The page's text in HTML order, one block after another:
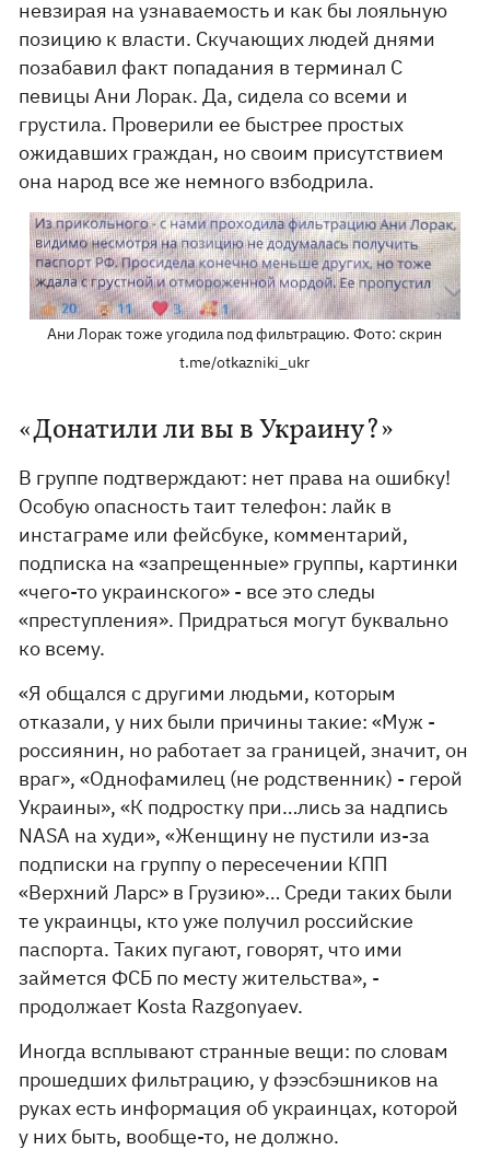
невзирая на узнаваемость и как бы лояльную
позицию к власти. Скучающих людей днями
позабавил факт попадания в терминал С
певицы Ани Лорак. Да, сидела со всеми и
грустила. Проверили ее быстрее простых
ожидавших граждан, но своим присутствием
она народ все же немного взбодрила.
Ани Лорак тоже угодила под фильтрацию. Фото: скрин
t.me/otkazniki_ukr
«Донатили ли вы в Украину?»
В группе подтверждают: нет права на ошибку!
Особую опасность таит телефон: лайк в
инстаграме или фейсбуке, комментарий,
подписка на «запрещенные» группы, картинки
«чего-то украинского» - все это следы
«преступления». Придраться могут буквально
ко всему.
«Я общался с другими людьми, которым
отказали, у них были причины такие: «Муж -
россиянин, но работает за границей, значит, он
враг», «Однофамилец (не родственник) - герой
Украины», «К подростку при…лись за надпись
NASA на худи», «Женщину не пустили из-за
подписки на группу о пересечении КПП
«Верхний Ларс» в Грузию»… Среди таких были
те украинцы, кто уже получил российские
паспорта. Таких пугают, говорят, что ими
займется ФСБ по месту жительства», -
продолжает Kosta Razgonyaev.
Иногда всплывают странные вещи: по словам
прошедших фильтрацию, у фээсбэшников на
руках есть информация об украинцах, которой
у них быть, вообще-то, не должно.